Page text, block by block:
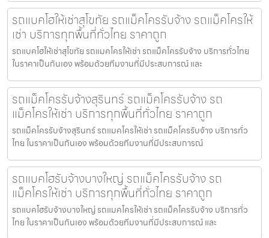
รถแบคโฮให้เช่าสุโขทัย รถแม็คโครรับจ้าง รถแม็คโครให้
เช่า บริการทุกพื้นที่ทั่วไทย ราคาถูก
รถแบคโฮให้เช่าสุโขทัย รถแมคโครให้เช่า รถแม็คโครรับจ้าง บริการทั่วไทย
ในราคาเป็นกันเอง พร้อมด้วยทีมงานที่มีประสบการณ์ และ
รถแม็คโครรับจ้างสุรินทร์ รถแม็คโครรับจ้าง รถ
แม็คโครให้เช่า บริการทุกพื้นที่ทั่วไทย ราคาถูก
รถแม็คโครรับจ้างสุรินทร์ รถแมคโครให้เช่า รถแม็คโครรับจ้าง บริการทั่ว
ไทย ในราคาเป็นกันเอง พร้อมด้วยทีมงานที่มีประสบการณ์
รถแบคโฮรับจ้างบางใหญ่ รถแม็คโครรับจ้าง รถ
แม็คโครให้เช่า บริการทุกพื้นที่ทั่วไทย ราคาถูก
รถแบคโฮรับจ้างบางใหญ่ รถแมคโครให้เช่า รถแม็คโครรับจ้าง บริการทั่ว
ไทย ในราคาเป็นกันเอง พร้อมด้วยทีมงานที่มีประสบการณ์ และ